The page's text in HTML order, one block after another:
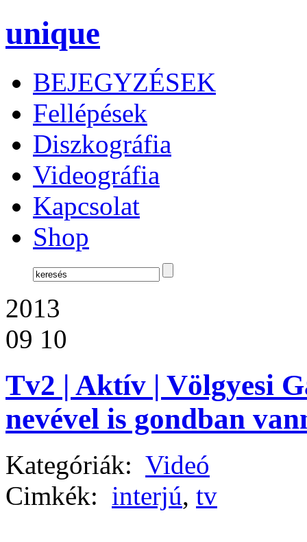
unique
BEJEGYZÉSEK
Fellépések
Diszkográfia
Videográfia
Kapcsolat
Shop
2013
09 10
Tv2 | Aktív | Völgyesi
nevével is gondban
Kategóriák: Videó
Cimkék: interjú, tv